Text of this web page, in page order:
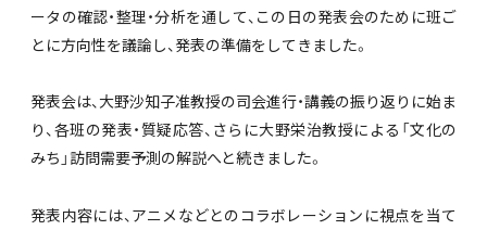
ータの確認・整理・分析を通して、この日の発表会のために班ご
とに方向性を議論し、発表の準備をしてきました。
発表会は、大野沙知子准教授の司会進行・講義の振り返りに始ま
り、各班の発表・質疑応答、さらに大野栄治教授による「文化の
みち」訪問需要予測の解説へと続きました。
発表内容には、アニメなどとのコラボレーションに視点を当て